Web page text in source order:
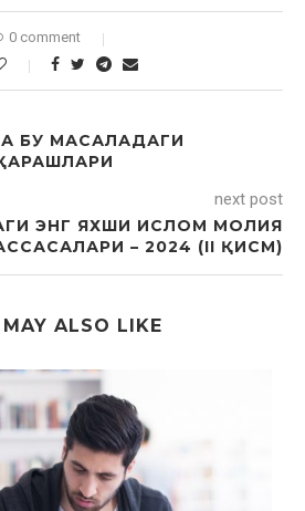
0 comment
БУ МАСАЛАДАГИ
next post
ЭНГ ЯХШИ ИСЛОМ МОЛИЯ
– 2024 (II ҚИСМ)
ALSO LIKE